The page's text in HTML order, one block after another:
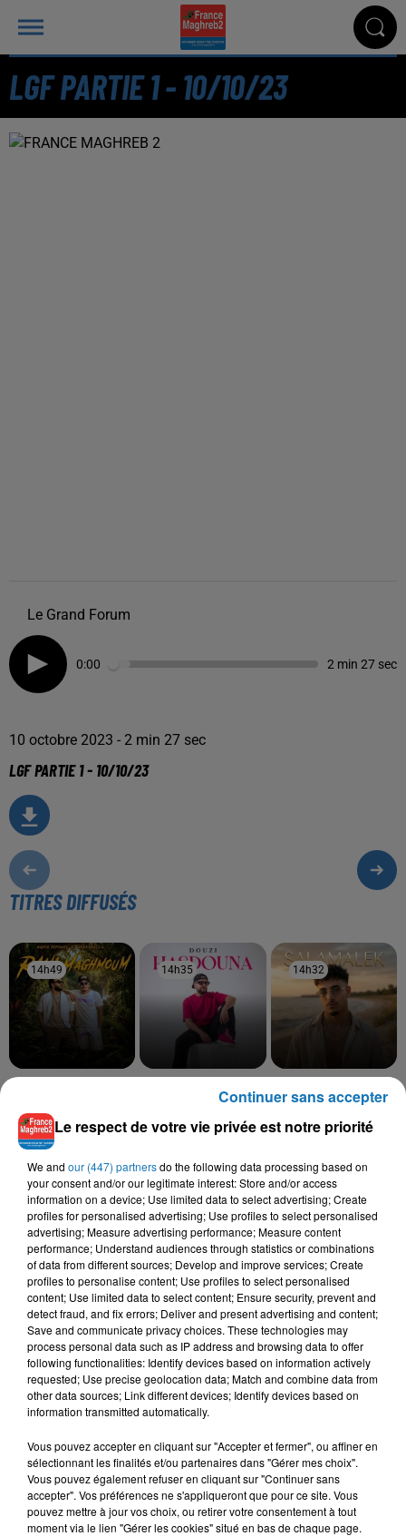
LGF PARTIE 1 - 10/10/23
Le Grand Forum
0:00 2 min 27 sec
10 octobre 2023 - 2 min 27 sec
LGF PARTIE 1 - 10/10/23
TITRES DIFFUSÉS
14h49
14h49
Rani Maghmoum
14h35
14h35
Hasdouna
14h32
14h32
Salamalek
L'HOROSCOPE
Bélier Taureau Gémeaux
Le respect de votre vie privée est notre priorité
We and our (447) partnersdo the following data processing based on
your consent and/or our legitimate interest: Store and/or access
information on a device; Use limited data to select advertising; Create
profiles for personalised advertising; Use profiles to select personalised
advertising; Measure advertising performance; Measure content
performance; Understand audiences through statistics or combinations
of data from different sources; Develop and improve services; Create
profiles to personalise content; Use profiles to select personalised
content; Use limited data to select content; Ensure security, prevent and
detect fraud, and fix errors; Deliver and present advertising and content;
Save and communicate privacy choices. These technologies may
process personal data such as IP address and browsing data to offer
following functionalities: Identify devices based on information actively
requested; Use precise geolocation data; Match and combine data from
other data sources; Link different devices; Identify devices based on
information transmitted automatically.
Vous pouvez accepter en cliquant sur "Accepter et fermer", ou affiner en
sélectionnant les finalités et/ou partenaires dans "Gérer mes choix".
Vous pouvez également refuser en cliquant sur "Continuer sans
accepter". Vos préférences ne s'appliqueront que pour ce site. Vous
pouvez mettre à jour vos choix, ou retirer votre consentement à tout
moment via le lien "Gérer les cookies" situé en bas de chaque page.
Continuer sans accepter